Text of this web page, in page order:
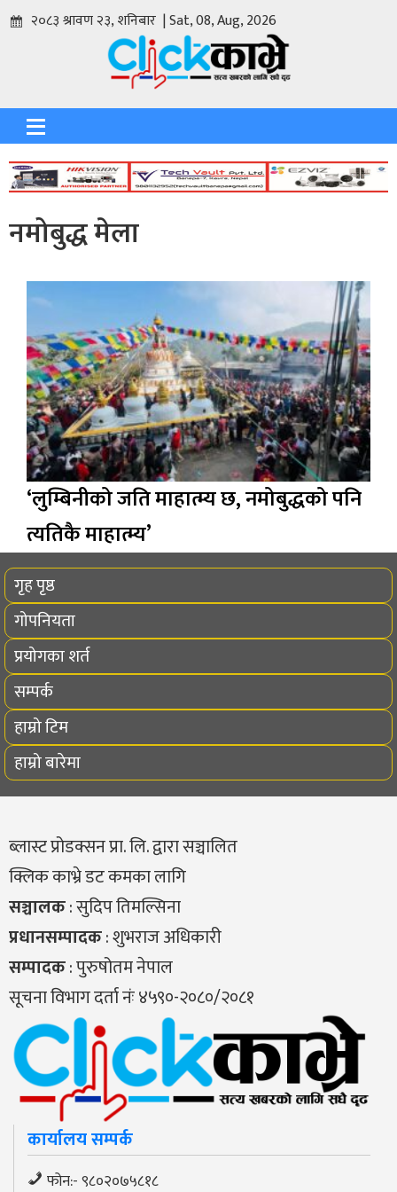
२०८३ श्रावण २३, शनिबार | Sat, 08, Aug, 2026
नमोबुद्ध मेला
‘लुम्बिनीको जति माहात्म्य छ, नमोबुद्धको पनि
त्यतिकै माहात्म्य’
गृह पृष्ठ
गोपनियता
प्रयोगका शर्त
सम्पर्क
हाम्रो टिम
हाम्रो बारेमा
ब्लास्ट प्रोडक्सन प्रा. लि. द्वारा सञ्चालित
क्लिक काभ्रे डट कमका लागि
सञ्चालक: सुदिप तिमल्सिना
प्रधानसम्पादक: शुभराज अधिकारी
सम्पादक: पुरुषोतम नेपाल
सूचना विभाग दर्ता नंः ४५९०-२०८०/२०८१
कार्यालय सम्पर्क
फोन:- ९८०२०७५८१८